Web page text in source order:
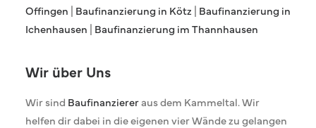
Offingen | Baufinanzierung in Kötz | Baufinanzierung in
Ichenhausen | Baufinanzierung im Thannhausen
Wir über Uns
Wir sind Baufinanziereraus dem Kammeltal. Wir
helfen dir dabei in die eigenen vier Wände zu gelangen